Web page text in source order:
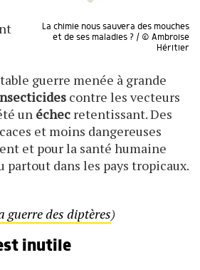
La chimie nous sauvera des mouches
et de ses maladies ? / © Ambroise
Héritier
guerre menée à grande
contre les vecteurs
un échec retentissant. Des
et moins dangereuses
et pour la santé humaine
partout dans les pays tropicaux.
guerre des diptères)
inutile